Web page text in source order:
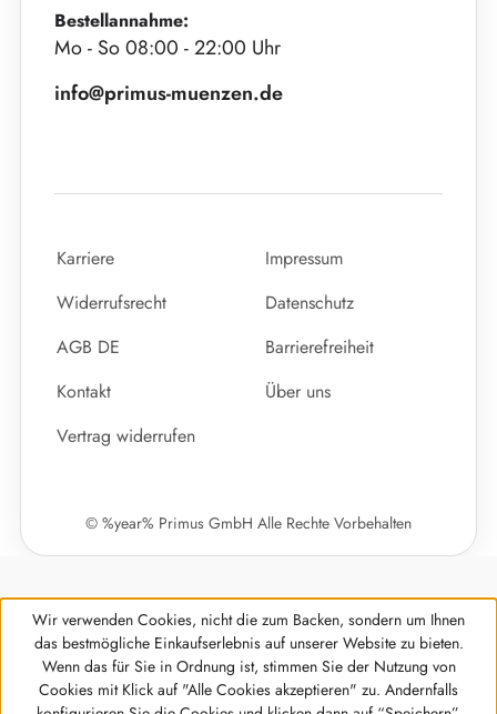
Bestellannahme:
Mo - So 08:00 - 22:00 Uhr
info@primus-muenzen.de
Karriere
Impressum
Widerrufsrecht
Datenschutz
AGB DE
Barrierefreiheit
Kontakt
Über uns
Vertrag widerrufen
© %year% Primus GmbH Alle Rechte Vorbehalten
Werkzeugleiste anzeigen
Wir verwenden Cookies, nicht die zum Backen, sondern um Ihnen
das bestmögliche Einkaufserlebnis auf unserer Website zu bieten.
Wenn das für Sie in Ordnung ist, stimmen Sie der Nutzung von
Cookies mit Klick auf "Alle Cookies akzeptieren" zu. Andernfalls